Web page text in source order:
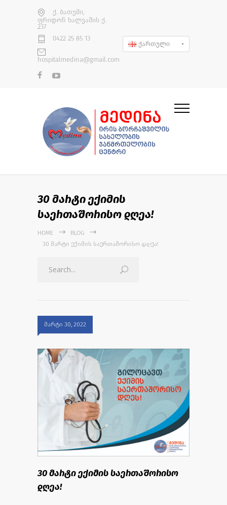
ქ. ბათუმი,
ფრიდონ ხალვაშის ქ.
237
0422 25 85 13
hospitalmedina@gmail.com
ქართული
30 მარტი ექიმის
საერთაშორისო დღეა!
HOME
BLOG
30 ᲛᲐᲠᲢᲘ ᲔᲥᲘᲛᲘᲡ ᲡᲐᲔᲠᲗᲐᲨᲝᲠᲘᲡᲝ ᲓᲦᲔᲐ!
მარტი 30, 2022
30 მარტი ექიმის საერთაშორისო
დღეა!